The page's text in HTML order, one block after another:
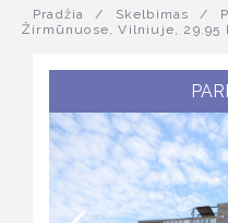
Pradžia / Skelbimas /
Žirmūnuose, Vilniuje, 29.95